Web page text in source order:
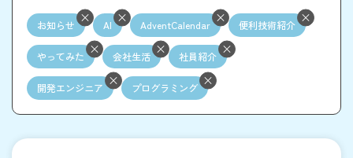
お知らせ AI AdventCalendar 便利技術紹介
やってみた 会社生活 社員紹介
開発エンジニア プログラミング